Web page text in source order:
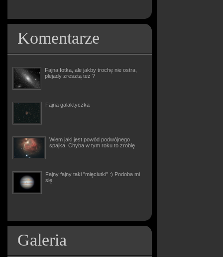
Komentarze
Fajna fotka, ale jakby trochę nie ostra,
plejady zresztą też ?
Fajna galaktyczka
Wiem jaki jest powód podwójnego
spajka. Chyba w tym roku to zrobię
Fajny fajny taki "mięciutki" :) Podoba mi
się.
Galeria